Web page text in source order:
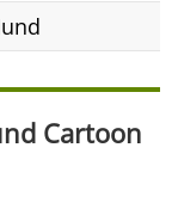
Cartoon